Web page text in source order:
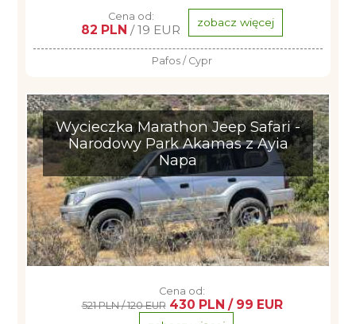
Cena od:
82 PLN / 19 EUR zobacz więcej
Pafos / Cypr
Wycieczka Marathon Jeep Safari -
Narodowy Park Akamas z Ayia
Napa
Cena od:
521 PLN / 120 EUR 430 PLN / 99 EUR